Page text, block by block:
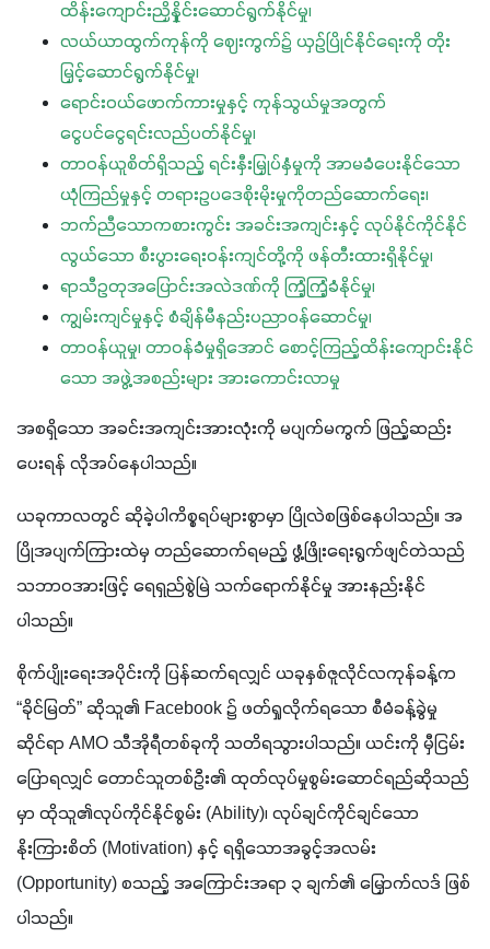
ထိန်းကျောင်းညှိနှိုင်းဆောင်ရွက်နိုင်မှု၊
လယ်ယာထွက်ကုန်ကို ဈေးကွက်၌ ယှဉ်ပြိုင်နိုင်ရေးကို တိုး
မြှင့်ဆောင်ရွက်နိုင်မှု၊
ရောင်းဝယ်ဖောက်ကားမှုနှင့် ကုန်သွယ်မှုအတွက်
ငွေပင်ငွေရင်းလည်ပတ်နိုင်မှု၊
တာဝန်ယူစိတ်ရှိသည့် ရင်းနှီးမြှုပ်နှံမှုကို အာမခံပေးနိုင်သော
ယုံကြည်မှုနှင့် တရားဥပဒေစိုးမိုးမှုကိုတည်ဆောက်ရေး၊
ဘက်ညီသောကစားကွင်း အခင်းအကျင်းနှင့် လုပ်နိုင်ကိုင်နိုင်
လွယ်သော စီးပွားရေးဝန်းကျင်တို့ကို ဖန်တီးထားရှိနိုင်မှု၊
ရာသီဥတုအပြောင်းအလဲဒဏ်ကို ကြံ့ကြံ့ခံနိုင်မှု၊
ကျွမ်းကျင်မှုနှင့် စံချိန်မီနည်းပညာဝန်ဆောင်မှု၊
တာဝန်ယူမှု၊ တာဝန်ခံမှုရှိအောင် စောင့်ကြည့်ထိန်းကျောင်းနိုင်
သော အဖွဲ့အစည်းများ အားကောင်းလာမှု
အစရှိသော အခင်းအကျင်းအားလုံးကို မပျက်မကွက် ဖြည့်ဆည်း
ပေးရန် လိုအပ်နေပါသည်။
ယခုကာလတွင် ဆိုခဲ့ပါကိစ္စရပ်များစွာမှာ ပြိုလဲစဖြစ်နေပါသည်။ အ
ပြိုအပျက်ကြားထဲမှ တည်ဆောက်ရမည့် ဖွံ့ဖြိုးရေးရွက်ဖျင်တဲသည်
သဘာဝအားဖြင့် ရေရှည်စွဲမြဲ သက်ရောက်နိုင်မှု အားနည်းနိုင်
ပါသည်။
စိုက်ပျိုးရေးအပိုင်းကို ပြန်ဆက်ရလျှင် ယခုနှစ်ဇူလိုင်လကုန်ခန့်က
“ခိုင်မြတ်” ဆိုသူ၏ Facebook ၌ ဖတ်ရှုလိုက်ရသော စီမံခန့်ခွဲမှု
ဆိုင်ရာ AMO သီအိုရီတစ်ခုကို သတိရသွားပါသည်။ ယင်းကို မှီငြမ်း
ပြောရလျှင် တောင်သူတစ်ဦး၏ ထုတ်လုပ်မှုစွမ်းဆောင်ရည်ဆိုသည်
မှာ ထိုသူ၏လုပ်ကိုင်နိုင်စွမ်း (Ability)၊ လုပ်ချင်ကိုင်ချင်သော
နိုးကြားစိတ် (Motivation) နှင့် ရရှိသောအခွင့်အလမ်း
(Opportunity) စသည့် အကြောင်းအရာ ၃ ချက်၏ မြှောက်လဒ် ဖြစ်
ပါသည်။